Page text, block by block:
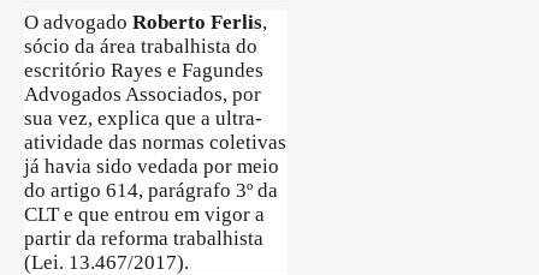
O advogado Roberto Ferlis,
sócio da área trabalhista do
escritório Rayes e Fagundes
Advogados Associados, por
sua vez, explica que a ultra-
atividade das normas coletivas
já havia sido vedada por meio
do artigo 614, parágrafo 3º da
CLT e que entrou em vigor a
partir da reforma trabalhista
(Lei. 13.467/2017).